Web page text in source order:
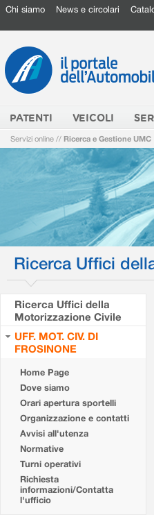
Chi siamo News e circolari
PATENTI VEICOLI
Servizi online // Ricerca e Gestione UMC
Ricerca Uffici
Ricerca Uffici della
Motorizzazione Civile
UFF. MOT. CIV. DI
FROSINONE
Home Page
Dove siamo
Orari apertura sportelli
Organizzazione e contatti
Avvisi all'utenza
Normative
Turni operativi
Richiesta
informazioni/Contatta
l'ufficio